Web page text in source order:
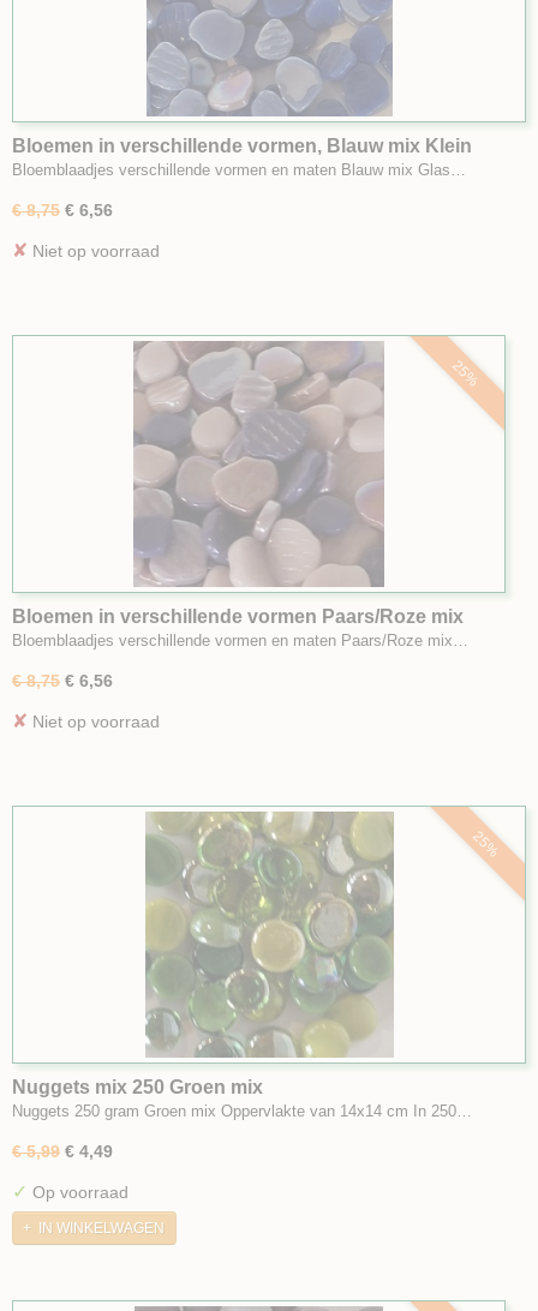
Bloemen in verschillende vormen, Blauw mix Klein
Bloemblaadjes verschillende vormen en maten Blauw mix Glas…
€ 8,75 € 6,56
✘ Niet op voorraad
25%
Bloemen in verschillende vormen Paars/Roze mix
klein
Bloemblaadjes verschillende vormen en maten Paars/Roze mix…
€ 8,75 € 6,56
✘ Niet op voorraad
25%
Nuggets mix 250 Groen mix
Nuggets 250 gram Groen mix Oppervlakte van 14x14 cm In 250…
€ 5,99 € 4,49
✓ Op voorraad
IN WINKELWAGEN